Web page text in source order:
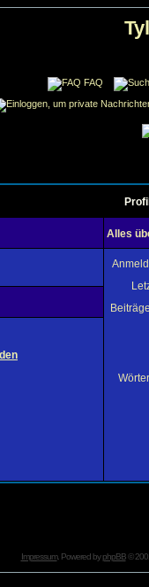
FAQ
Alles
Impressum. Powered byphpBB©